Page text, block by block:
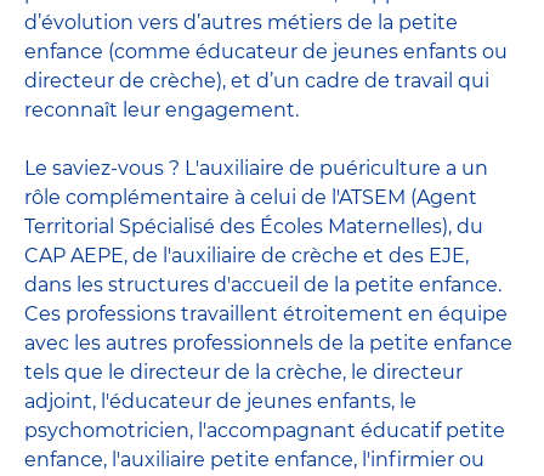
d’évolution vers d’autres métiers de la petite
enfance (comme éducateur de jeunes enfants ou
directeur de crèche), et d’un cadre de travail qui
reconnaît leur engagement.
Le saviez-vous ? L'auxiliaire de puériculture a un
rôle complémentaire à celui de l'ATSEM (Agent
Territorial Spécialisé des Écoles Maternelles), du
CAP AEPE, de l'auxiliaire de crèche et des EJE,
dans les structures d'accueil de la petite enfance.
Ces professions travaillent étroitement en équipe
avec les autres professionnels de la petite enfance
tels que le directeur de la crèche, le directeur
adjoint, l'éducateur de jeunes enfants, le
psychomotricien, l'accompagnant éducatif petite
enfance, l'auxiliaire petite enfance, l'infirmier ou